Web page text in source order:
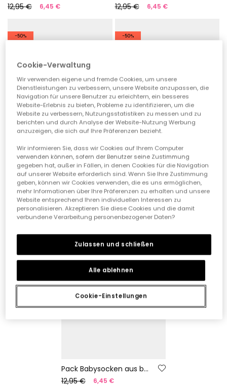
12,95 €
6,45 €
12,95 €
6,45 €
-50%
Pack Babysocken Baumwolle Orange
12,95 €
6,45 €
-50%
Baby-Socken-Set aus rosa Baumwolle.
12,95 €
6,45 €
Pack Babysocken aus brauner Baumwolle
12,95 €
6,45 €
Cookie-Verwaltung
Wir verwenden eigene und fremde Cookies, um unsere
Dienstleistungen zu verbessern, unsere Website anzupassen, die
Navigation für unsere Benutzer zu erleichtern, ein besseres
Website-Erlebnis zu bieten, Probleme zu identifizieren, um die
Website zu verbessern, Nutzungsstatistiken zu messen und zu
berichten und durch Analyse der Website-Nutzung Werbung
anzuzeigen, die sich auf Ihre Präferenzen bezieht.
Wir informieren Sie, dass wir Cookies auf Ihrem Computer
verwenden können, sofern der Benutzer seine Zustimmung
gegeben hat, außer in Fällen, in denen Cookies für die Navigation
auf unserer Website erforderlich sind. Wenn Sie Ihre Zustimmung
geben, können wir Cookies verwenden, die es uns ermöglichen,
mehr Informationen über Ihre Präferenzen zu erhalten und unsere
Website entsprechend Ihren individuellen Interessen zu
personalisieren. Akzeptieren Sie diese Cookies und die damit
verbundene Verarbeitung personenbezogener Daten?
Cookie-Einstellungen
Alle ablehnen
Zulassen und schließen